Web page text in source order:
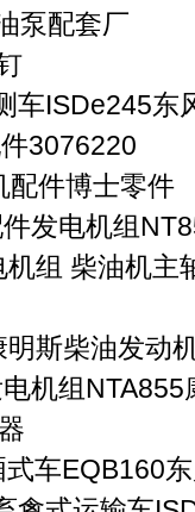
泵配套厂
车ISDe245东
3076220
配件博士零件
发电机组
组 柴油机主
斯柴油发动
机组NTA855
器
车EQB160